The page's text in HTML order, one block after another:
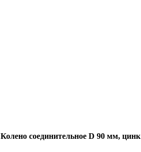
Колено соединительное D 90 мм, цинк